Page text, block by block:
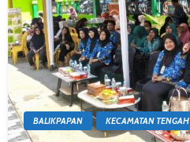
BALIKPAPAN KECAMATAN TENGAH